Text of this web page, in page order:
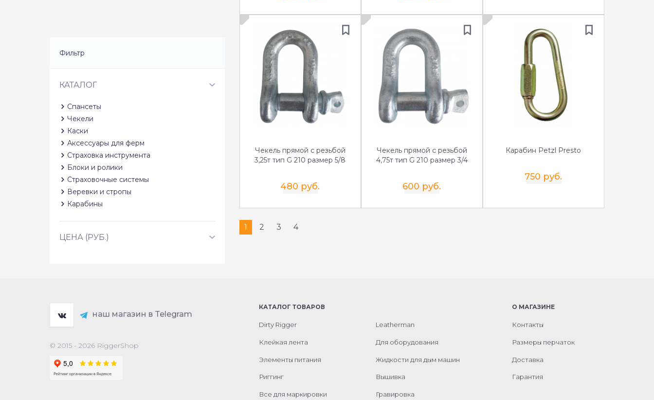
Фильтр
КАТАЛОГ
Спансеты
Чекели
Каски
Аксессуары для ферм
Страховка инструмента
Блоки и ролики
Страховочные системы
Веревки и стропы
Карабины
ЦЕНА (РУБ.)
Чекель прямой с резьбой
3,25т тип G 210 размер 5/8
480 руб.
Чекель прямой с резьбой
4,75т тип G 210 размер 3/4
600 руб.
Карабин Petzl Presto
750 руб.
1 2 3 4
наш магазин в Telegram
© 2015 - 2026 RiggerShop
КАТАЛОГ ТОВАРОВ
Dirty Rigger
Клейкая лента
Элементы питания
Риггинг
Все для маркировки
Leatherman
Для оборудования
Жидкости для дым машин
Вышивка
Гравировка
О МАГАЗИНЕ
Контакты
Размеры перчаток
Доставка
Гарантия